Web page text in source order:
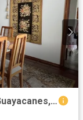
Casa Comercial en Arriendo, barrio Guayacanes, Manizales